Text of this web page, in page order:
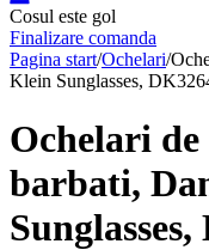
Cosul este gol
Finalizare comanda
Pagina start/Ochelari/
Klein Sunglasses,
Ochelari
barbati,